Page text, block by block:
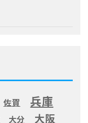
佐賀 兵庫
大分 大阪